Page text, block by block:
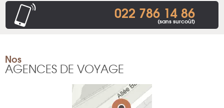
022 786 14 86
(sans surcoût)
Nos
AGENCES DE VOYAGE